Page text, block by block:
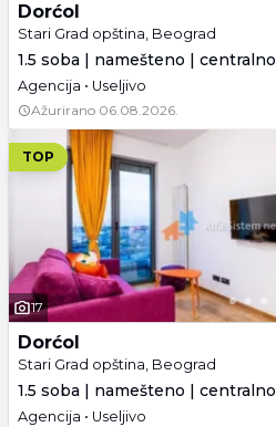
Dorćol
Stari Grad opština, Beograd
1.5 soba | namešteno | centralno
Agencija • Useljivo
Ažurirano 06.08.2026.
TOP
17
Dorćol
Stari Grad opština, Beograd
1.5 soba | namešteno | centralno
Agencija • Useljivo